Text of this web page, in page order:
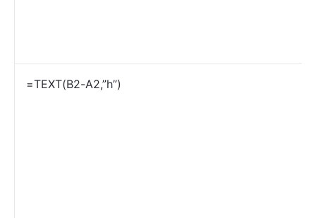
=TEXT(B2-A2,”h”)